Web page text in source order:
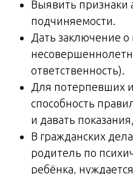
Выявить признаки
подчиняемости.
Дать заключение
ответственность).
Для потерпевших
способность
и давать
В гражданских
родитель по
ребёнка,